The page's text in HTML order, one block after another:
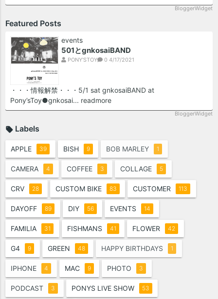
BloggerWidget
Featured Posts
events
501とgnkosaiBAND
PONY'STOY 0 4/17/2021
・・・情報解禁・・・5/1 sat gnkosaiBAND at
Pony’sToy●gnkosai... readmore
BloggerWidget
Labels
APPLE 39 BISH 9 BOB MARLEY 1
CAMERA 4 COFFEE 3 COLLAGE 5
CRV 28 CUSTOM BIKE 83 CUSTOMER 113
DAYOFF 89 DIY 56 EVENTS 14
FAMILIA 31 FISHMANS 41 FLOWER 42
G4 9 GREEN 48 HAPPY BIRTHDAYS 1
IPHONE 4 MAC 9 PHOTO 3
PODCAST 3 PONYS LIVE SHOW 53